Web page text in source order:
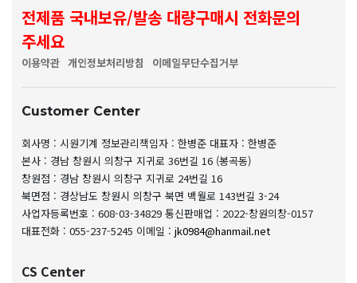
전제품 국내보유/발송 대량구매시 전화문의
주세요
이용약관 개인정보처리방침 이메일무단수집거부
Customer Center
회사명 : 시원기계 정보관리책임자 : 한병준 대표자 : 한병준
본사 : 경남 창원시 의창구 지귀로 36번길 16 (봉곡동)
창원점 : 경남 창원시 의창구 지귀로 24번길 16
북면점 : 경상남도 창원시 의창구 북면 백월로 143번길 3-24
사업자등록번호 : 608-03-34829 통신판매업 : 2022-창원의창-0157
대표전화 : 055-237-5245 이메일 : jk0984@hanmail.net
CS Center